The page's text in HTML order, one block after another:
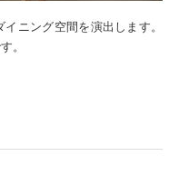
ニング空間を演出します。
。